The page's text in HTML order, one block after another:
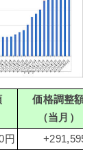
価格調整額
（当月）
円 +291,595